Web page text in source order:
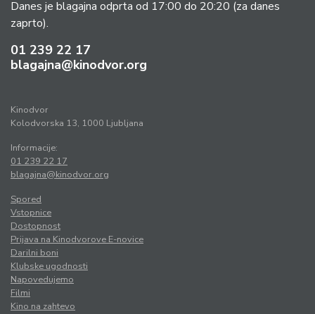
Danes je blagajna odprta od 17:00 do 20:20 (za danes
zaprto).
01 239 22 17
blagajna@kinodvor.org
Kinodvor
Kolodvorska 13, 1000 Ljubljana
Informacije:
01 239 22 17
blagajna@kinodvor.org
Spored
Vstopnice
Dostopnost
Prijava na Kinodvorove E-novice
Darilni boni
Klubske ugodnosti
Napovedujemo
Filmi
Kino na zahtevo